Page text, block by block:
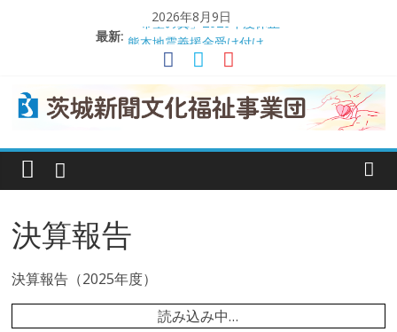
ッ
2026年8月9日
最新:
「希望の翼」2026年度休止
熊本地震義援金受け付け
茨城日産自動車が交通遺児支援
理事会で事業報告や決算を承認
交通遺児支援に役立てて
茨
城
新
聞
決算報告
決算報告（2025年度）
読み込み中…